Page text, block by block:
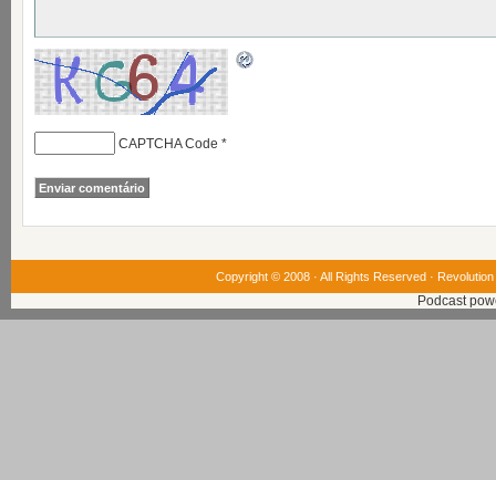
CAPTCHA Code *
Copyright © 2008 · All Rights Reserved ·
Podcast